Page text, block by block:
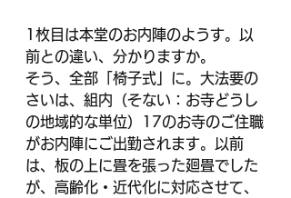
1枚目は本堂のお内陣のようす。以
前との違い、分かりますか。
そう、全部「椅子式」に。大法要の
さいは、組内（そない：お寺どうし
の地域的な単位）17のお寺のご住職
がお内陣にご出勤されます。以前
は、板の上に畳を張った廻畳でした
が、高齢化・近代化に対応させて、